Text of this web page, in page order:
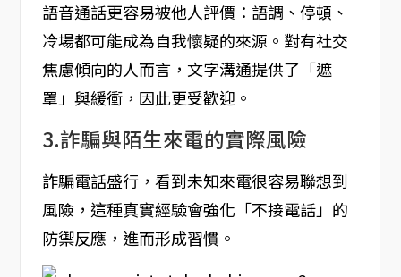
語音通話更容易被他人評價：語調、停頓、
冷場都可能成為自我懷疑的來源。對有社交
焦慮傾向的人而言，文字溝通提供了「遮
罩」與緩衝，因此更受歡迎。
3.詐騙與陌生來電的實際風險
詐騙電話盛行，看到未知來電很容易聯想到
風險，這種真實經驗會強化「不接電話」的
防禦反應，進而形成習慣。